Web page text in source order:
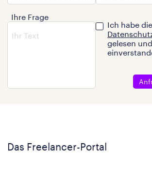
Ihre Frage
Ich habe die
gelesen
Das Freelancer-Portal